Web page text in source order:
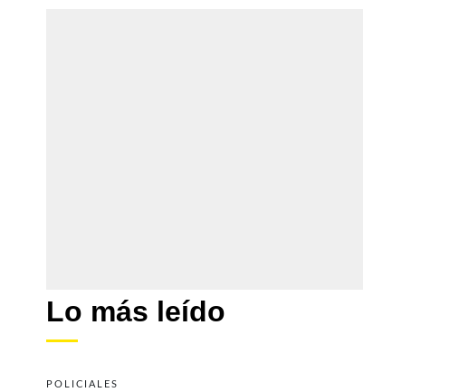
Lo más leído
POLICIALES